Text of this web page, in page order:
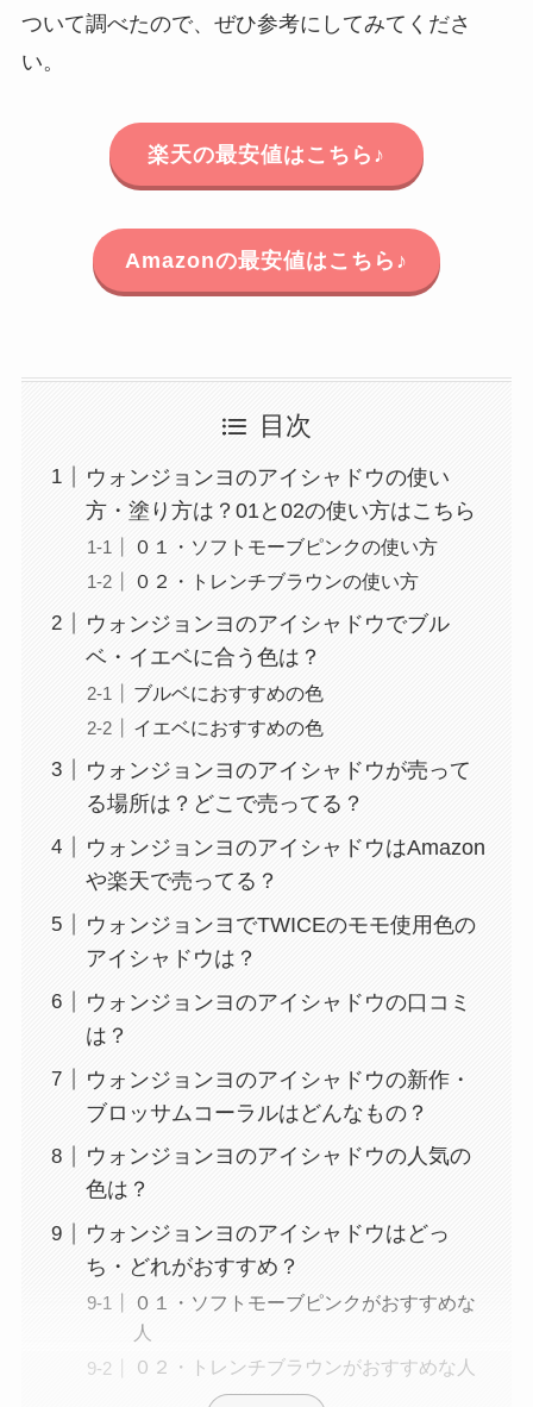
ついて調べたので、ぜひ参考にしてみてくださ
い。
楽天の最安値はこちら♪
Amazonの最安値はこちら♪
目次
ウォンジョンヨのアイシャドウの使い
方・塗り方は？01と02の使い方はこちら
０１・ソフトモーブピンクの使い方
０２・トレンチブラウンの使い方
ウォンジョンヨのアイシャドウでブル
ベ・イエベに合う色は？
ブルベにおすすめの色
イエベにおすすめの色
ウォンジョンヨのアイシャドウが売って
る場所は？どこで売ってる？
ウォンジョンヨのアイシャドウはAmazon
や楽天で売ってる？
ウォンジョンヨでTWICEのモモ使用色の
アイシャドウは？
ウォンジョンヨのアイシャドウの口コミ
は？
ウォンジョンヨのアイシャドウの新作・
ブロッサムコーラルはどんなもの？
ウォンジョンヨのアイシャドウの人気の
色は？
ウォンジョンヨのアイシャドウはどっ
ち・どれがおすすめ？
０１・ソフトモーブピンクがおすすめな
人
０２・トレンチブラウンがおすすめな人